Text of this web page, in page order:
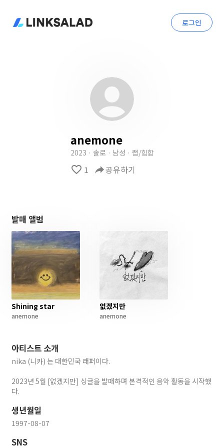
로그인
anemone
2023 · 솔로 · 남성 · 랩/힙합
favorite_border 1 reply공유하기
발매 앨범
Shining star
anemone
없겠지만
anemone
아티스트 소개
nika (니카) 는 대한민국 래퍼이다.
2023년 5월 [없겠지만] 싱글을 발매하며 본격적인 음악 활동을 시작했
다.
생년월일
1997-08-07
SNS